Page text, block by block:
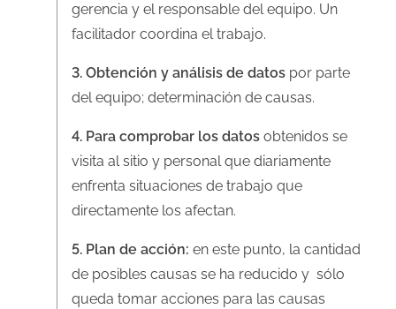
gerencia y el responsable del equipo. Un
facilitador coordina el trabajo.
3. Obtención y análisis de datos por parte
del equipo; determinación de causas.
4. Para comprobar los datos obtenidos se
visita al sitio y personal que diariamente
enfrenta situaciones de trabajo que
directamente los afectan.
5. Plan de acción: en este punto, la cantidad
de posibles causas se ha reducido y sólo
queda tomar acciones para las causas